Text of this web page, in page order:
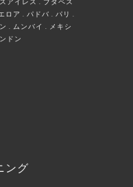
アイレス . ブダペス
ロア . パドバ . パリ .
. ムンバイ . メキシ
ドン
ング